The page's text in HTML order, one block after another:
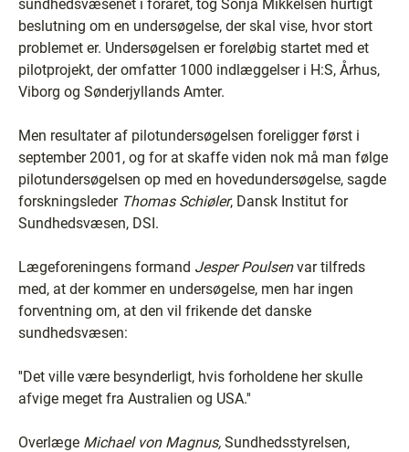
sundhedsvæsenet i foråret, tog Sonja Mikkelsen hurtigt
beslutning om en undersøgelse, der skal vise, hvor stort
problemet er. Undersøgelsen er foreløbig startet med et
pilotprojekt, der omfatter 1000 indlæggelser i H:S, Århus,
Viborg og Sønderjyllands Amter.
Men resultater af pilotundersøgelsen foreligger først i
september 2001, og for at skaffe viden nok må man følge
pilotundersøgelsen op med en hovedundersøgelse, sagde
forskningsleder Thomas Schiøler, Dansk Institut for
Sundhedsvæsen, DSI.
Lægeforeningens formand Jesper Poulsenvar tilfreds
med, at der kommer en undersøgelse, men har ingen
forventning om, at den vil frikende det danske
sundhedsvæsen:
''Det ville være besynderligt, hvis forholdene her skulle
afvige meget fra Australien og USA.''
Overlæge Michael von Magnus, Sundhedsstyrelsen,